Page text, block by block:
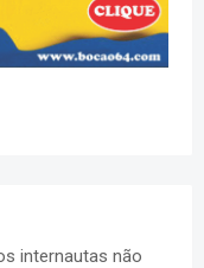
internautas não